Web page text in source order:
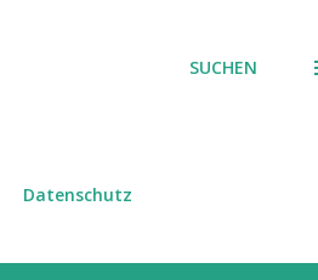
SUCHEN
Datenschutz